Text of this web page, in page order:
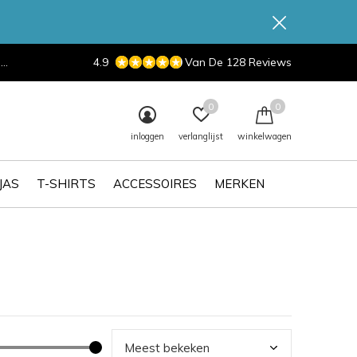
T-SHIRTS ACCESSOIRES MERKEN
inloggen verlanglijst
0
winkelwagen
0
4.9 Van De 128 Reviews